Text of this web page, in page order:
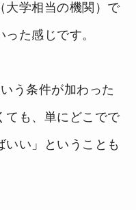
大学相当の機関）で
た感じです。
う条件が加わった
ても、単にどこでで
いい」ということも